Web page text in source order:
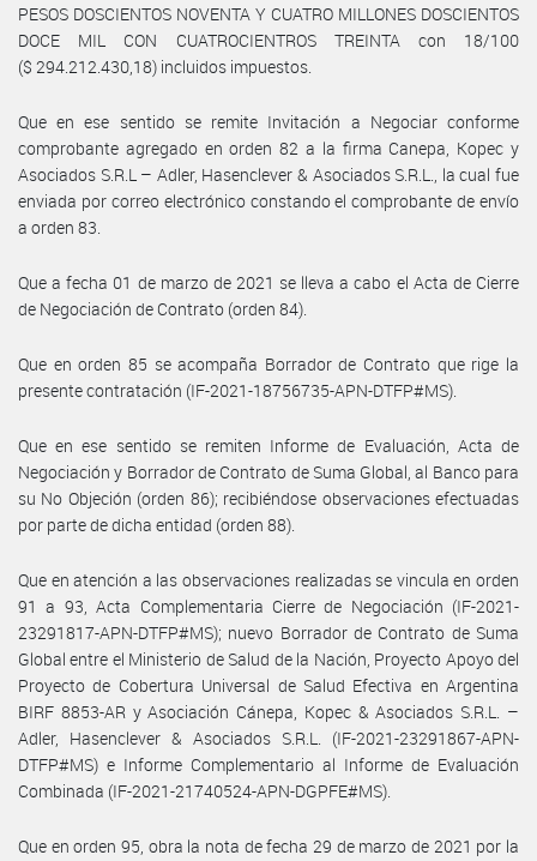
PESOS DOSCIENTOS NOVENTA Y CUATRO MILLONES DOSCIENTOS
DOCE MIL CON CUATROCIENTROS TREINTA con 18/100
($ 294.212.430,18) incluidos impuestos.
Que en ese sentido se remite Invitación a Negociar conforme
comprobante agregado en orden 82 a la firma Canepa, Kopec y
Asociados S.R.L – Adler, Hasenclever & Asociados S.R.L., la cual fue
enviada por correo electrónico constando el comprobante de envío
a orden 83.
Que a fecha 01 de marzo de 2021 se lleva a cabo el Acta de Cierre
de Negociación de Contrato (orden 84).
Que en orden 85 se acompaña Borrador de Contrato que rige la
presente contratación (IF-2021-18756735-APN-DTFP#MS).
Que en ese sentido se remiten Informe de Evaluación, Acta de
Negociación y Borrador de Contrato de Suma Global, al Banco para
su No Objeción (orden 86); recibiéndose observaciones efectuadas
por parte de dicha entidad (orden 88).
Que en atención a las observaciones realizadas se vincula en orden
91 a 93, Acta Complementaria Cierre de Negociación (IF-2021-
23291817-APN-DTFP#MS); nuevo Borrador de Contrato de Suma
Global entre el Ministerio de Salud de la Nación, Proyecto Apoyo del
Proyecto de Cobertura Universal de Salud Efectiva en Argentina
BIRF 8853-AR y Asociación Cánepa, Kopec & Asociados S.R.L. –
Adler, Hasenclever & Asociados S.R.L. (IF-2021-23291867-APN-
DTFP#MS) e Informe Complementario al Informe de Evaluación
Combinada (IF-2021-21740524-APN-DGPFE#MS).
Que en orden 95, obra la nota de fecha 29 de marzo de 2021 por la